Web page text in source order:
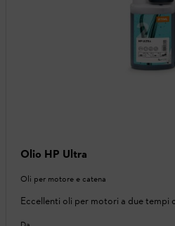
Olio HP Ultra
Oli per motore e catena
Eccellenti oli per motori a due tempi